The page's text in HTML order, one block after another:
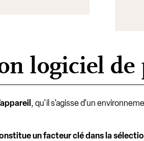
logiciel de
, qu'il s'agisse d'un
un facteur clé dans la